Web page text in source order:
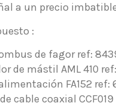
a un precio
:
de fagorref:
de mástil AML 410
FA152 ref:
cable coaxial CCF019